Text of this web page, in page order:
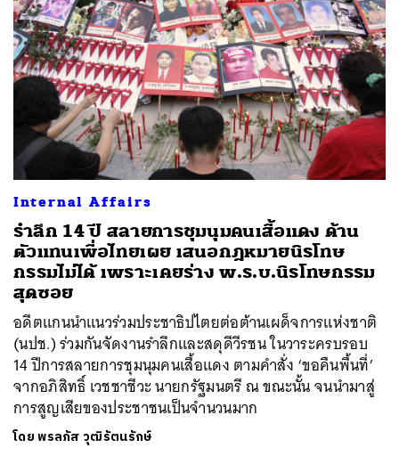
Internal Affairs
รำลึก 14 ปี สลายการชุมนุมคนเสื้อแดง ด้าน
ตัวแทนเพื่อไทยเผย เสนอกฎหมายนิรโทษ
กรรมไม่ได้ เพราะเคยร่าง พ.ร.บ.นิรโทษกรรม
สุดซอย
อดีตแกนนำแนวร่วมประชาธิปไตยต่อต้านเผด็จการแห่งชาติ
(นปช.) ร่วมกันจัดงานรำลึกและสดุดีวีรชน ในวาระครบรอบ
14 ปีการสลายการชุมนุมคนเสื้อแดง ตามคำสั่ง ‘ขอคืนพื้นที่’
จากอภิสิทธิ์ เวชชาชีวะ นายกรัฐมนตรี ณ ขณะนั้น จนนำมาสู่
การสูญเสียของประชาชนเป็นจำนวนมาก
โดยพรลภัส วุฒิรัตนรักษ์